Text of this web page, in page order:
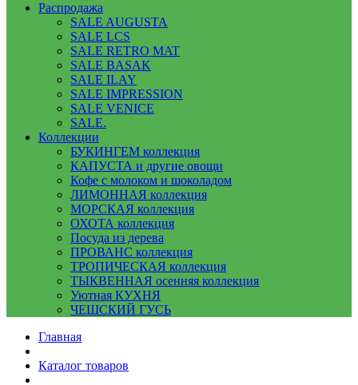
Распродажа
SALE AUGUSTA
SALE LCS
SALE RETRO MAT
SALE BASAK
SALE ILAY
SALE IMPRESSION
SALE VENICE
SALE.
Коллекции
БУКИНГЕМ коллекция
КАПУСТА и другие овощи
Кофе с молоком и шоколадом
ЛИМОННАЯ коллекция
МОРСКАЯ коллекция
ОХОТА коллекция
Посуда из дерева
ПРОВАНС коллекция
ТРОПИЧЕСКАЯ коллекция
ТЫКВЕННАЯ осенняя коллекция
Уютная КУХНЯ
ЧЕШСКИЙ ГУСЬ
Главная
Каталог товаров